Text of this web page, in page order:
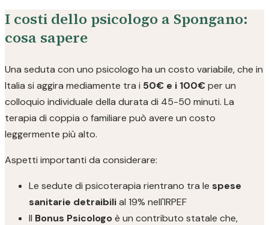
I costi dello psicologo a Spongano:
cosa sapere
Una seduta con uno psicologo ha un costo variabile, che in
Italia si aggira mediamente tra i 50€ e i 100€ per un
colloquio individuale della durata di 45-50 minuti. La
terapia di coppia o familiare può avere un costo
leggermente più alto.
Aspetti importanti da considerare:
Le sedute di psicoterapia rientrano tra le spese
sanitarie detraibilial 19% nell'IRPEF
Il Bonus Psicologoè un contributo statale che,